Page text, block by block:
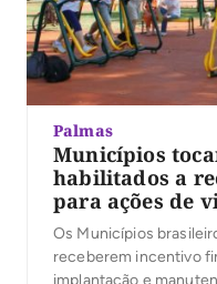
Palmas
Municípios
habilitados a
para ações de
Os Municípios
receberem incentivo
implantação e